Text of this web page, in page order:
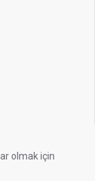
olmak için